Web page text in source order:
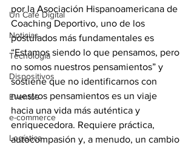
Un Café Digital
Noticias
Tecnología
Dispositivos
Eventos
e-commerce
Logística
por la Asociación Hispanoamericana de
Coaching Deportivo, uno de los
postulados más fundamentales es
“Estamos siendo lo que pensamos, pero
no somos nuestros pensamientos” y
sostiene que no identificarnos con
nuestros pensamientos es un viaje
hacia una vida más auténtica y
enriquecedora. Requiere práctica,
autocompasión y, a menudo, un cambio